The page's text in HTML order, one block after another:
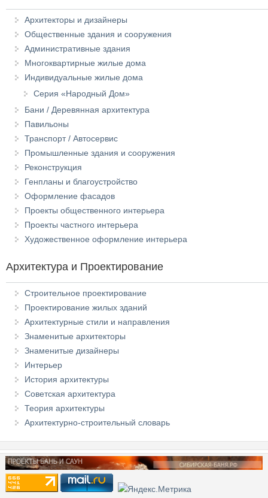
Архитекторы и дизайнеры
Общественные здания и сооружения
Административные здания
Многоквартирные жилые дома
Индивидуальные жилые дома
Серия «Народный Дом»
Бани / Деревянная архитектура
Павильоны
Транспорт / Автосервис
Промышленные здания и сооружения
Реконструкция
Генпланы и благоустройство
Оформление фасадов
Проекты общественного интерьера
Проекты частного интерьера
Художественное оформление интерьера
Архитектура и Проектирование
Строительное проектирование
Проектирование жилых зданий
Архитектурные стили и направления
Знаменитые архитекторы
Знаменитые дизайнеры
Интерьер
История архитектуры
Советская архитектура
Теория архитектуры
Архитектурно-строительный словарь